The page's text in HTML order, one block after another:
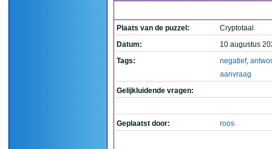
Plaats van de puzzel:
Cryptotaal
Datum:
10 augustus
Tags:
negatief,
aanvraag
Gelijkluidende vragen:
Geplaatst door: roos